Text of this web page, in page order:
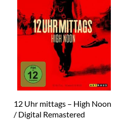
12 Uhr mittags – High Noon
/ Digital Remastered